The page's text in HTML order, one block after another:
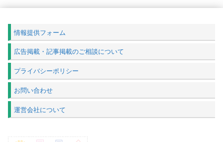
情報提供フォーム
広告掲載・記事掲載のご相談について
プライバシーポリシー
お問い合わせ
運営会社について